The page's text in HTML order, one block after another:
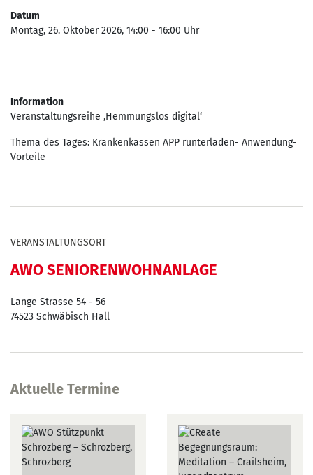
Datum
Montag, 26. Oktober 2026, 14:00 - 16:00 Uhr
Information
Veranstaltungsreihe ‚Hemmungslos digital‘
Thema des Tages: Krankenkassen APP runterladen- Anwendung-
Vorteile
VERANSTALTUNGSORT
AWO SENIORENWOHNANLAGE
Lange Strasse 54 - 56
74523 Schwäbisch Hall
Aktuelle Termine